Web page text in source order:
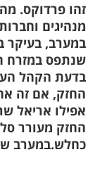
זהו פרדוקס.
מנהיגים
במערב, בעיקר
שנתפס במזרח
בדעת הקהל
החזק, אם זה
אפילו אריאל
החזק מעורר
כחלש.במערב